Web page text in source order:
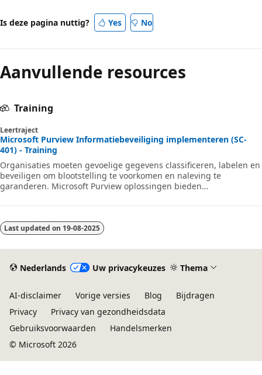
Is deze pagina nuttig? Yes No
Aanvullende resources
Training
Leertraject
Microsoft Purview Informatiebeveiliging implementeren (SC-
401) - Training
Organisaties moeten gevoelige gegevens classificeren, labelen en
beveiligen om blootstelling te voorkomen en naleving te
garanderen. Microsoft Purview oplossingen bieden
om informatie in Microsoft 365 en on-premises opslag te
Microsoft Information Security Administrator.
Last updated on 19-08-2025
Nederlands Uw privacykeuzes Thema
AI-disclaimer Vorige versies Blog
Bijdragen
Privacy
Privacy van gezondheidsdata
Gebruiksvoorwaarden
Handelsmerken
© Microsoft 2026